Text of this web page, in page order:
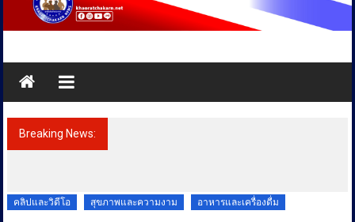
สำนัก
ข่าว
ราชการ
ทุกข์
ข้าง
Breaking News:
คลิปและวิดีโอ สุขภาพและความงาม อาหารและเครื่องดื่ม